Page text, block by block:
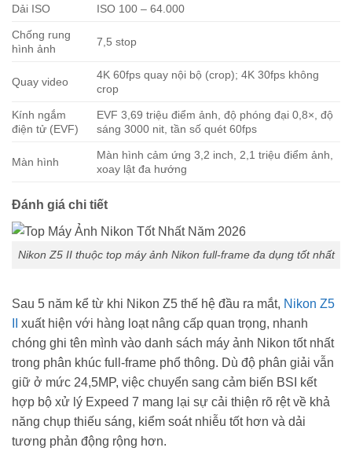
Dải ISO ISO 100 – 64.000
Chống rung
hình ảnh
7,5 stop
Quay video
4K 60fps quay nội bộ (crop); 4K 30fps không
crop
Kính ngắm
điện tử (EVF)
EVF 3,69 triệu điểm ảnh, độ phóng đại 0,8×, độ
sáng 3000 nit, tần số quét 60fps
Màn hình
Màn hình cảm ứng 3,2 inch, 2,1 triệu điểm ảnh,
xoay lật đa hướng
Đánh giá chi tiết
Nikon Z5 II thuộc top máy ảnh Nikon full-frame đa dụng tốt nhất
Sau 5 năm kể từ khi Nikon Z5 thế hệ đầu ra mắt, Nikon Z5
xuất hiện với hàng loạt nâng cấp quan trọng, nhanh
chóng ghi tên mình vào danh sách máy ảnh Nikon tốt nhất
trong phân khúc full-frame phổ thông. Dù độ phân giải vẫn
giữ ở mức 24,5MP, việc chuyển sang cảm biến BSI kết
hợp bộ xử lý Expeed 7 mang lại sự cải thiện rõ rệt về khả
năng chụp thiếu sáng, kiểm soát nhiễu tốt hơn và dải
tương phản động rộng hơn.